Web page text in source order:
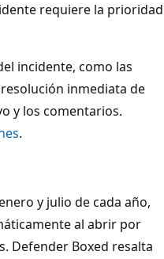
requiere la prioridad
incidente, como las
inmediata de
y los comentarios.
.
y julio de cada año,
al abrir por
Defender Boxed resalta